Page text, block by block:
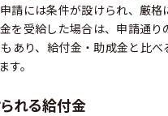
請には条件が設けられ、厳格
を受給した場合は、申請通り
あり、給付金・助成金と比べ
す。
れる給付金